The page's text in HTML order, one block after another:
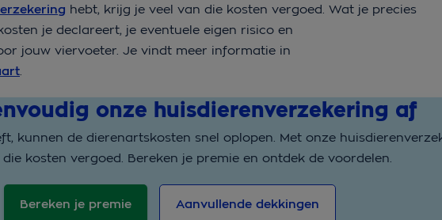
hebt, krijg je veel van die kosten vergoed. Wat je precies
je declareert, je eventuele eigen risico en
jouw viervoeter. Je vindt meer informatie in
.
onze huisdierenverzekering af
kunnen de dierenartskosten snel oplopen. Met onze
kosten vergoed. Bereken je premie en ontdek de voordelen.
Bereken je premie Aanvullende dekkingen